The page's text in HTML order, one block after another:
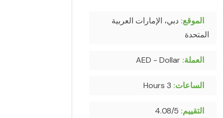
الموقع: دبي، الإمارات العربية
المتحدة
العملة:
الساعات:
التقييم: